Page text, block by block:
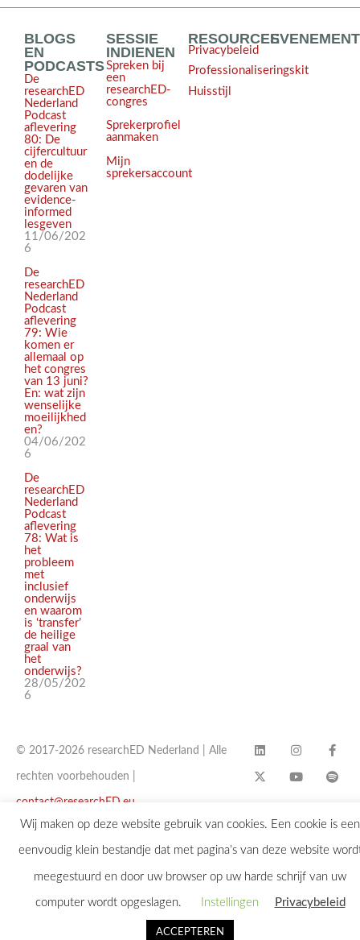
BLOGS
EN
PODCASTS
De
researchED
Nederland
Podcast
aflevering
80: De
cijfercultuur
en de
dodelijke
gevaren van
evidence-
informed
lesgeven
11/06/202
6
De
researchED
Nederland
Podcast
aflevering
79: Wie
komen er
allemaal op
het congres
van 13 juni?
En: wat zijn
wenselijke
moeilijkhed
en?
04/06/202
6
De
researchED
Nederland
Podcast
aflevering
78: Wat is
het
probleem
met
inclusief
onderwijs
en waarom
is ‘transfer’
de heilige
graal van
het
onderwijs?
28/05/202
6
SESSIE
INDIENEN
Spreken bij
een
researchED-
congres
Sprekerprofiel
aanmaken
Mijn
sprekersaccount
RESOURCES
Privacybeleid
Professionaliseringskit
Huisstijl
© 2017-2026 researchED Nederland | Alle
rechten voorbehouden |
contact@researchED.eu
Wij maken op deze website gebruik van cookies. Een cookie is een
eenvoudig klein bestandje dat met pagina’s van deze website
meegestuurd en door uw browser op uw harde schrijf van uw
computer wordt opgeslagen. Instellingen Privacybeleid
ACCEPTEREN